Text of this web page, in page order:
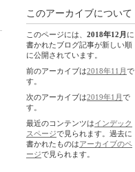
このアーカイブについて
このページには、 2018年12月 に
書かれたブログ記事が新しい順
に公開されています。
前のアーカイブは2018年11月で
す。
次のアーカイブは2019年1月で
す。
最近のコンテンツはインデック
スページで見られます。過去に
書かれたものはアーカイブのペ
ージで見られます。